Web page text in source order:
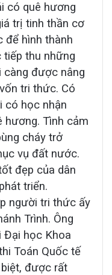
có quê hương
trị tinh thần cơ
để hình thành
thu những
càng được nâng
tri thức. Có
có học nhận
Tình cảm
cháy trở
vụ đất nước.
đẹp của dân
triển.
người tri thức ấy
Trình. Ông
Đại học Khoa
Toán Quốc tế
được rất